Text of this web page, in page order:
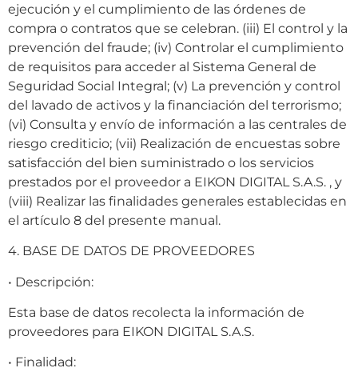
ejecución y el cumplimiento de las órdenes de
compra o contratos que se celebran. (iii) El control y la
prevención del fraude; (iv) Controlar el cumplimiento
de requisitos para acceder al Sistema General de
Seguridad Social Integral; (v) La prevención y control
del lavado de activos y la financiación del terrorismo;
(vi) Consulta y envío de información a las centrales de
riesgo crediticio; (vii) Realización de encuestas sobre
satisfacción del bien suministrado o los servicios
prestados por el proveedor a EIKON DIGITAL S.A.S. , y
(viii) Realizar las finalidades generales establecidas en
el artículo 8 del presente manual.
4. BASE DE DATOS DE PROVEEDORES
• Descripción:
Esta base de datos recolecta la información de
proveedores para EIKON DIGITAL S.A.S.
• Finalidad: